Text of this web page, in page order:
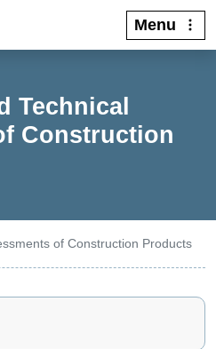
Menu
Technical
Construction
of Construction Products